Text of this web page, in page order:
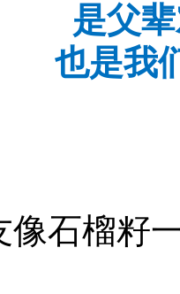
是父
也是我
像石榴籽